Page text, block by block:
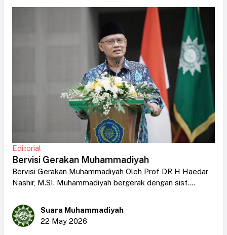
Editorial
Bervisi Gerakan Muhammadiyah
Bervisi Gerakan Muhammadiyah Oleh Prof DR H Haedar
Nashir, M.SI. Muhammadiyah bergerak dengan sist....
Suara Muhammadiyah
22 May 2026